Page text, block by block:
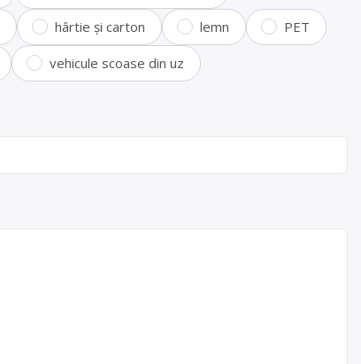
hârtie și carton lemn PET
vehicule scoase din uz